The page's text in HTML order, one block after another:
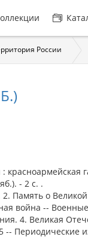
России
красноармейская
- 2 c. .
Память о
война --
4. Великая
-- Периодические